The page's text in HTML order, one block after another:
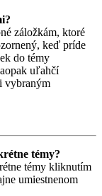
záložkám, ktoré
keď príde
do témy
uľahčí
vybraným
témy?
témy kliknutím
umiestnenom